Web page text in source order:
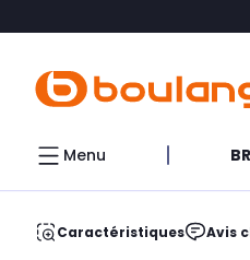
Menu
Caractéristiques Avis